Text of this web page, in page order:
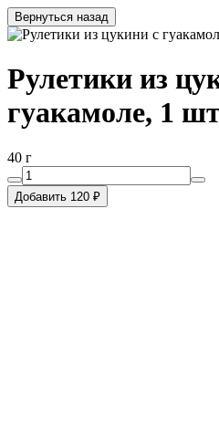
Вернуться назад
Рулетики из
гуакамоле, 1
40 г
Добавить 120 ₽